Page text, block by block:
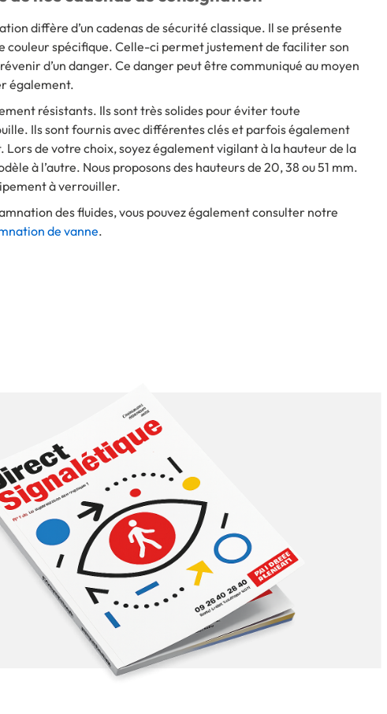
diffère d’un cadenas de sécurité classique. Il se présente
couleur spécifique. Celle-ci permet justement de faciliter son
d’un danger. Ce danger peut être communiqué au moyen
également.
résistants. Ils sont très solides pour éviter toute
Ils sont fournis avec différentes clés et parfois également
Lors de votre choix, soyez également vigilant à la hauteur de la
à l’autre. Nous proposons des hauteurs de 20, 38 ou 51 mm.
à verrouiller.
des fluides, vous pouvez également consulter notre
de vanne.